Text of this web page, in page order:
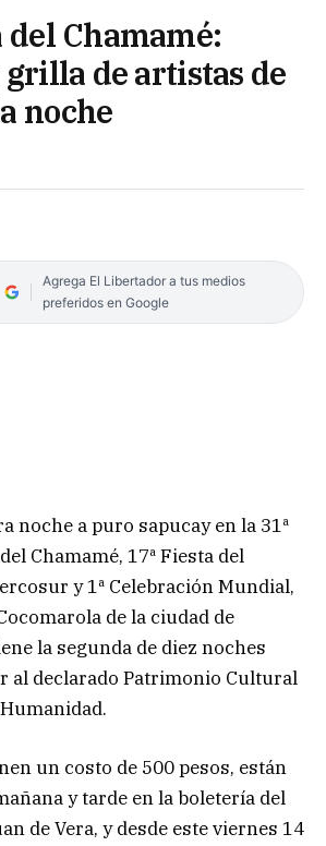
del Chamamé:
grilla de artistas de
noche
Agrega El Libertador a tus medios
preferidos en Google
noche a puro sapucay en la 31ª
Chamamé, 17ª Fiesta del
y 1ª Celebración Mundial,
de la ciudad de
la segunda de diez noches
al declarado Patrimonio Cultural
un costo de 500 pesos, están
y tarde en la boletería del
de Vera, y desde este viernes 14